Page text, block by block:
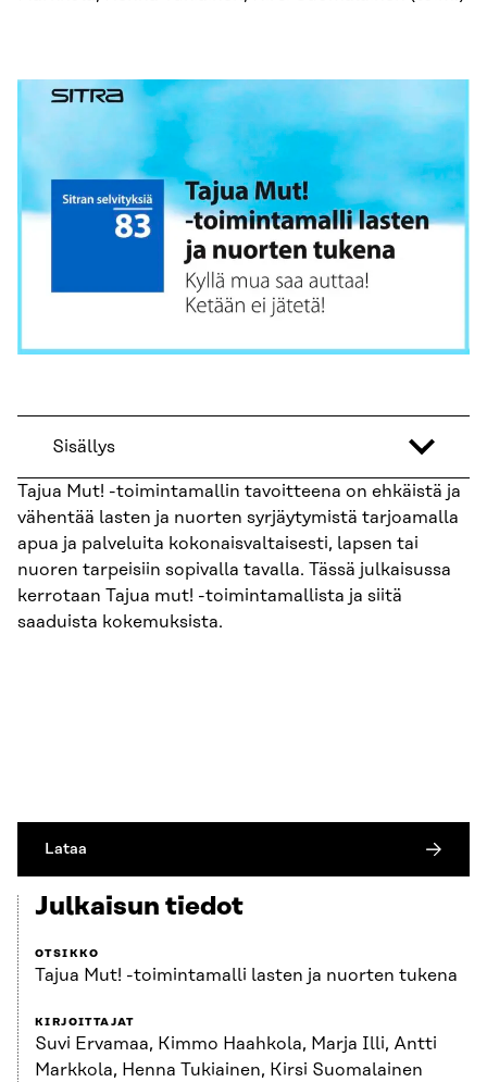
Sisällys
Tajua Mut! -toimintamallin tavoitteena on ehkäistä ja
vähentää lasten ja nuorten syrjäytymistä tarjoamalla
apua ja palveluita kokonaisvaltaisesti, lapsen tai
nuoren tarpeisiin sopivalla tavalla. Tässä julkaisussa
kerrotaan Tajua mut! -toimintamallista ja siitä
saaduista kokemuksista.
Lataa
Julkaisun tiedot
OTSIKKO
Tajua Mut! -toimintamalli lasten ja nuorten tukena
KIRJOITTAJAT
Suvi Ervamaa, Kimmo Haahkola, Marja Illi, Antti
Markkola, Henna Tukiainen, Kirsi Suomalainen